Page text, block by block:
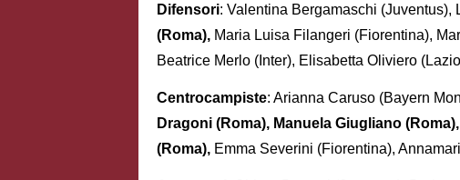
Difensori: Valentina Bergamaschi (Juventus),
(Roma), Maria Luisa Filangeri (Fiorentina),
Beatrice Merlo (Inter), Elisabetta Oliviero
Centrocampiste: Arianna Caruso (Bayern
Dragoni (Roma), Manuela Giugliano
(Roma), Emma Severini (Fiorentina),